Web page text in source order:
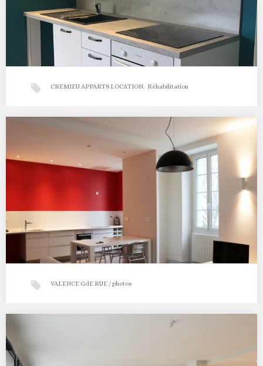
Mission Conception / chantier 2017 Aujourd’hui, prenons
quelques minutes pour partager les photos de l’opération de…
CREMIEU APPARTS LOCATION, Réhabilitation
Appartement Grande rue à Valence
VALENCE GdE RUE / photos